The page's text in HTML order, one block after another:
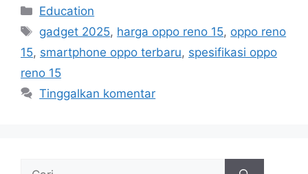
Kategori
Education
Tag
gadget 2025, harga oppo reno 15, oppo reno
15, smartphone oppo terbaru, spesifikasi oppo
reno 15
Tinggalkan komentar